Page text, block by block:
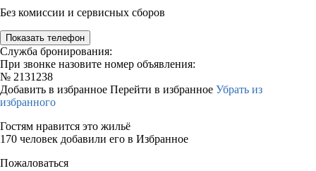
Без комиссии и сервисных сборов
Показать телефон
Служба бронирования:
При звонке назовите номер объявления:
№ 2131238
Добавить в избранное Перейти в избранное Убрать из
избранного
Гостям нравится это жильё
170 человек добавили его в Избранное
Пожаловаться